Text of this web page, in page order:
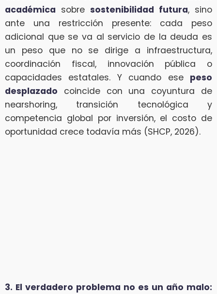
académica sobre sostenibilidad futura, sino
ante una restricción presente: cada peso
adicional que se va al servicio de la deuda es
un peso que no se dirige a infraestructura,
coordinación fiscal, innovación pública o
capacidades estatales. Y cuando ese peso
desplazado coincide con una coyuntura de
nearshoring, transición tecnológica y
competencia global por inversión, el costo de
oportunidad crece todavía más (SHCP, 2026).
3. El verdadero problema no es un año malo: